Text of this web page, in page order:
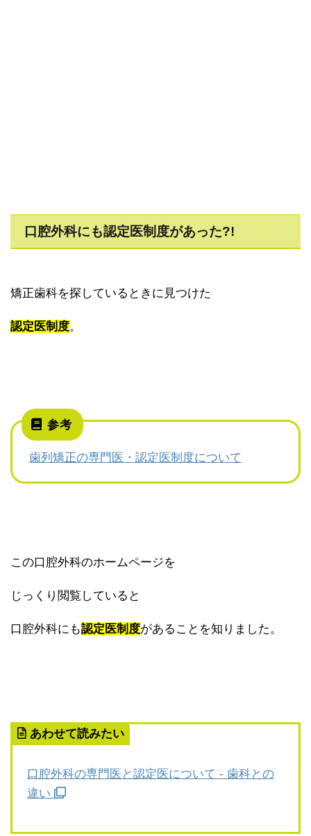
口腔外科にも認定医制度があった?!
矯正歯科を探しているときに見つけた
認定医制度。
参考
歯列矯正の専門医・認定医制度について
この口腔外科のホームページを
じっくり閲覧していると
口腔外科にも認定医制度があることを知りました。
あわせて読みたい
口腔外科の専門医と認定医について - 歯科との
違い